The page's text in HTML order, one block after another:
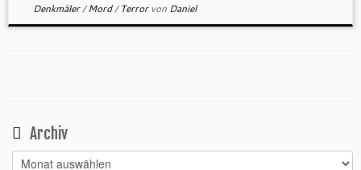
Denkmäler/Mord/Terror von Daniel
Archiv
Archiv